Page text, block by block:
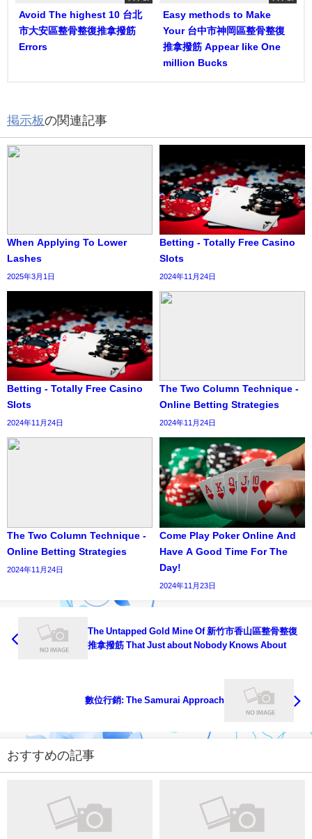
Avoid The highest 10 台北
市大安區整骨整復推拿撥筋
Errors
Easy methods to Make
Your 台中市神岡區整骨整復
推拿撥筋 Appear like One
million Bucks
掲示板の関連記事
When Applying To Lower
Lashes
2025年3月1日
Betting - Totally Free Casino
Slots
2024年11月24日
Betting - Totally Free Casino
Slots
2024年11月24日
The Two Column Technique -
Online Betting Strategies
2024年11月24日
The Two Column Technique -
Online Betting Strategies
2024年11月24日
Come Play Poker Online And
Have A Good Time For The
Day!
2024年11月23日
The Untapped Gold Mine Of 新竹市香山區整骨整復
推拿撥筋 That Just about Nobody Knows About
數位行銷: The Samurai Approach
おすすめの記事